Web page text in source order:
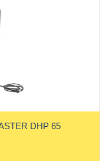
DHP 65